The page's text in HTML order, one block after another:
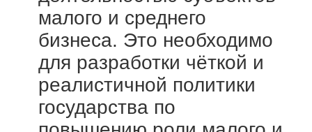
малого и среднего
бизнеса. Это необходимо
для разработки чёткой и
реалистичной политики
государства по